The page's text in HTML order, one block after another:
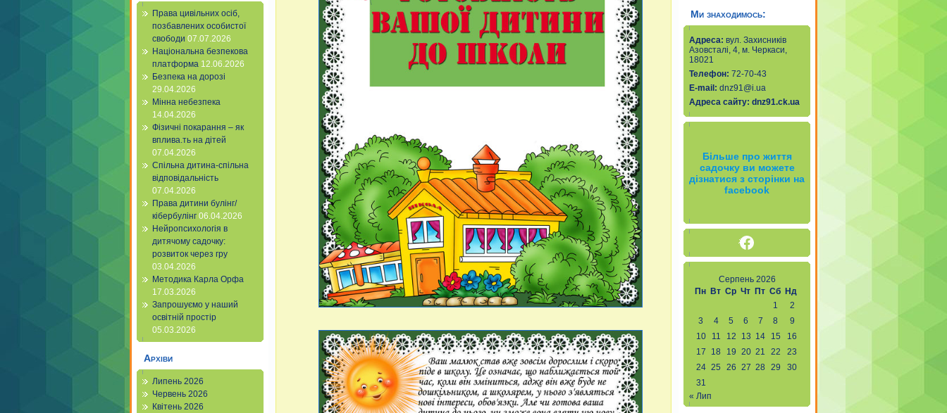
Права цивільних осіб,
позбавлених особистої
свободи 07.07.2026
Національна безпекова
платформа 12.06.2026
Безпека на дорозі
29.04.2026
Мінна небезпека
14.04.2026
Фізичні покарання – як
вплива.ть на дітей
07.04.2026
Спільна дитина-спільна
відповідальність
07.04.2026
Права дитини булінг/
кібербулінг 06.04.2026
Нейропсихологія в
дитячому садочку:
розвиток через гру
03.04.2026
Методика Карла Орфа
17.03.2026
Запрошуємо у наший
освітній простір
05.03.2026
Архіви
Липень 2026
Червень 2026
Квітень 2026
Ми знаходимось:
Адреса: вул. Захисників
Азовсталі, 4, м. Черкаси,
18021
Телефон: 72-70-43
Е-mail : dnz91@i.ua
Адреса сайту: dnz91.ck.ua
Більше про життя
садочку ви можете
дізнатися з сторінки на
facebook
Facebook
Серпень 2026
Пн
Вт Ср Чт Пт Сб
Нд
1
2
3
4 5 6 7 8
9
10
11 12 13 14 15
16
17
18 19 20 21 22
23
24 25 26 27 28 29
30
31
« Лип